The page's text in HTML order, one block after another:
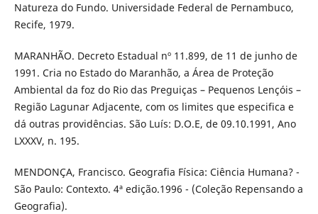
Natureza do Fundo. Universidade Federal de Pernambuco,
Recife, 1979.
MARANHÃO. Decreto Estadual nº 11.899, de 11 de junho de
1991. Cria no Estado do Maranhão, a Área de Proteção
Ambiental da foz do Rio das Preguiças – Pequenos Lençóis –
Região Lagunar Adjacente, com os limites que especifica e
dá outras providências. São Luís: D.O.E, de 09.10.1991, Ano
LXXXV, n. 195.
MENDONÇA, Francisco. Geografia Física: Ciência Humana? -
São Paulo: Contexto. 4ª edição.1996 - (Coleção Repensando a
Geografia).